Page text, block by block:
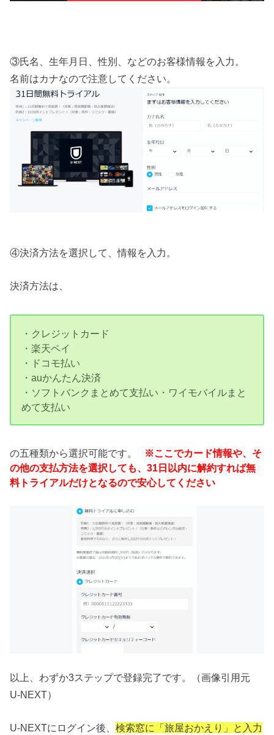
③氏名、生年月日、性別、などのお客様情報を入力。
名前はカナなので注意してください。
④決済方法を選択して、情報を入力。
決済方法は、
・クレジットカード
・楽天ペイ
・ドコモ払い
・auかんたん決済
・ソフトバンクまとめて支払い・ワイモバイルまと
めて支払い
の五種類から選択可能です。 ※ここでカード情報や、そ
の他の支払方法を選択しても、31日以内に解約すれば無
料トライアルだけとなるので安心してください
以上、わずか3ステップで登録完了です。（画像引用元
U-NEXT）
U-NEXTにログイン後、検索窓に「旅屋おかえり」と入力